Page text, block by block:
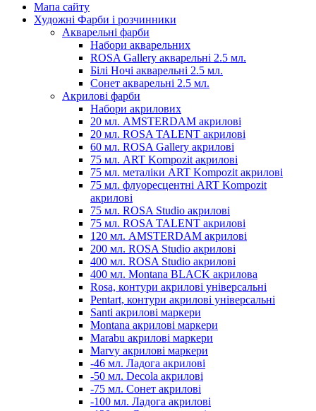
Мапа сайту
Художні Фарби і розчинники
Акварельні фарби
Набори акварельних
ROSA Gallery акварельні 2.5 мл.
Білі Ночі акварельні 2.5 мл.
Сонет акварельні 2.5 мл.
Акрилові фарби
Набори акрилових
20 мл. AMSTERDAM акрилові
20 мл. ROSA TALENT акрилові
60 мл. ROSA Gallery акрилові
75 мл. ART Kompozit акрилові
75 мл. металіки ART Kompozit акрилові
75 мл. флуоресцентні ART Kompozit
акрилові
75 мл. ROSA Studio акрилові
75 мл. ROSA TALENT акрилові
120 мл. AMSTERDAM акрилові
200 мл. ROSA Studio акрилові
400 мл. ROSA Studio акрилові
400 мл. Montana BLACK акрилова
Rosa, контури акрилові універсальні
Pentart, контури акрилові універсальні
Santi акрилові маркери
Montana акрилові маркери
Marabu акрилові маркери
Marvy акрилові маркери
-46 мл. Ладога акрилові
-50 мл. Decola акрилові
-75 мл. Сонет акрилові
-100 мл. Ладога акрилові